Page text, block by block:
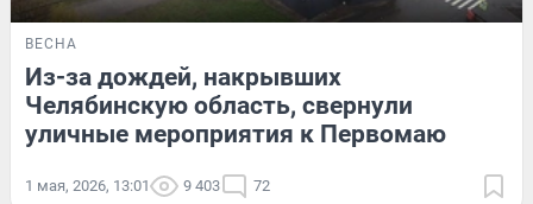
ВЕСНА
Из-за дождей, накрывших
Челябинскую область, свернули
уличные мероприятия к Первомаю
1 мая, 2026, 13:01 9 403 72